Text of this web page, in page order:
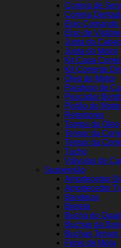
Correia de
Correia
Eixo
Eixo de
Junta do
Junta do Motor
Kit Capa
Kit Corrente
Óleo de Motor
Parafuso de
Pescador
Pistão do Motor
Retentores
Tampa do Óleo
Tensor da
Tensor da
Tucho
Válvulas de
Suspensão
Amortecedor
Amortecedor
Bandejas
Bieleta
Bucha do
Buchas da
Buchas
Feixe de Mola